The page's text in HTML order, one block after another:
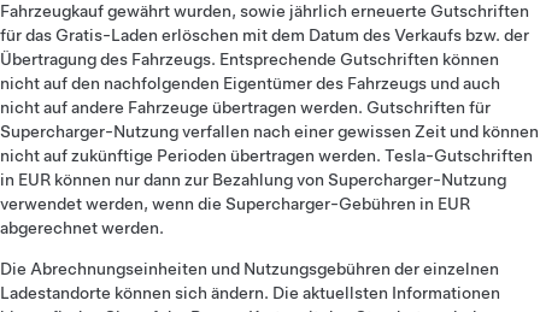
Fahrzeugkauf gewährt wurden, sowie jährlich erneuerte Gutschriften
für das Gratis-Laden erlöschen mit dem Datum des Verkaufs bzw. der
Übertragung des Fahrzeugs. Entsprechende Gutschriften können
nicht auf den nachfolgenden Eigentümer des Fahrzeugs und auch
nicht auf andere Fahrzeuge übertragen werden. Gutschriften für
Supercharger-Nutzung verfallen nach einer gewissen Zeit und können
nicht auf zukünftige Perioden übertragen werden. Tesla-Gutschriften
in EUR können nur dann zur Bezahlung von Supercharger-Nutzung
verwendet werden, wenn die Supercharger-Gebühren in EUR
abgerechnet werden.
Die Abrechnungseinheiten und Nutzungsgebühren der einzelnen
Ladestandorte können sich ändern. Die aktuellsten Informationen